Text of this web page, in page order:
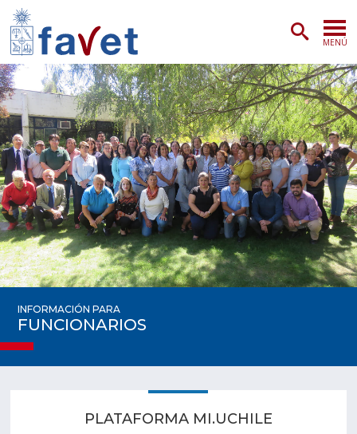
MENÚ
PORTADA
ADMISIÓN
PREGRADO
POSTGRADO
INVESTIGACIÓN
EXTENSIÓN
SERVICIOS VETERINARIOS
Académicos Egresados
FUNCIONARIOS
INFORMACIÓN PARA
PLATAFORMA MI.UCHILE